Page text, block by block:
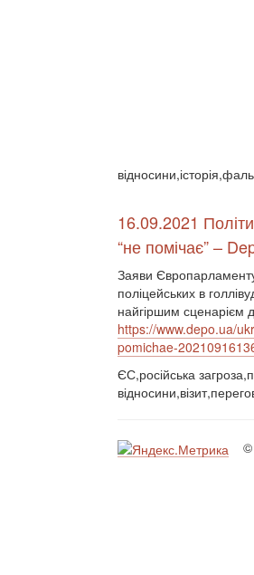
16.09.2021
“не помічає” –
Заяви Європарламенту
поліцейських в
найгіршим сценарієм
https://www.depo.ua/
pomichae-
ЄС,російська
©